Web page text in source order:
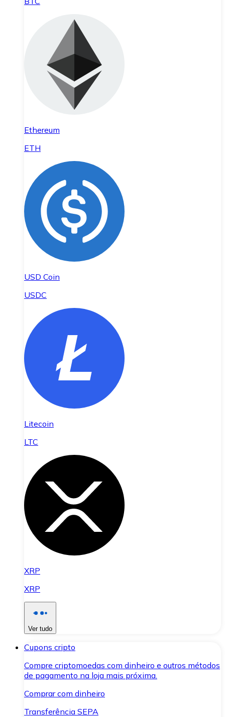
Ethereum
ETH
USD Coin
USDC
Litecoin
LTC
XRP
XRP
Ver tudo
Cupons cripto
Compre criptomoedas com dinheiro e outros métodos
de pagamento na loja mais próxima.
Comprar com dinheiro
Transferência SEPA